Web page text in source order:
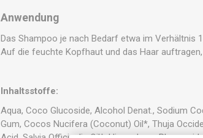
Anwendung
Das Shampoo je nach Bedarf etwa im Verhältnis
Auf die feuchte Kopfhaut und das Haar
Inhaltsstoffe:
Aqua, Coco Glucoside, Alcohol Denat., Sodium
Gum, Cocos Nucifera (Coconut) Oil*, Thuja